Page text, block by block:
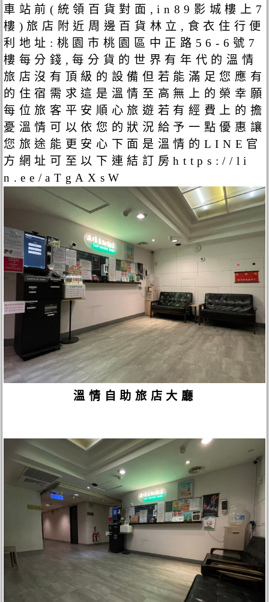
車站前(統領百貨對面,in89影城樓上7
樓)旅店附近周邊百貨林立,食衣住行便
利地址:桃園市桃園區中正路56-6號7
樓每分錢,每分貨的世界有年代的溫情
旅店沒有頂級的設備但若能滿足您應有
的住宿需求這是溫情至高無上的榮幸願
每位旅客平安順心旅遊若有經費上的擔
憂溫情可以依您的狀況給予一點優惠讓
您旅途能更安心下面是溫情的LINE官
方網址可至以下連結訂房https://li
n.ee/aTgAXsW
溫情自助旅店大廳